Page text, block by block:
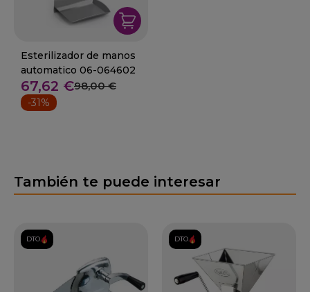
Esterilizador de manos
automatico 06-064602
67,62 €98,00 €
-31%
También te puede interesar
DTO. DTO.